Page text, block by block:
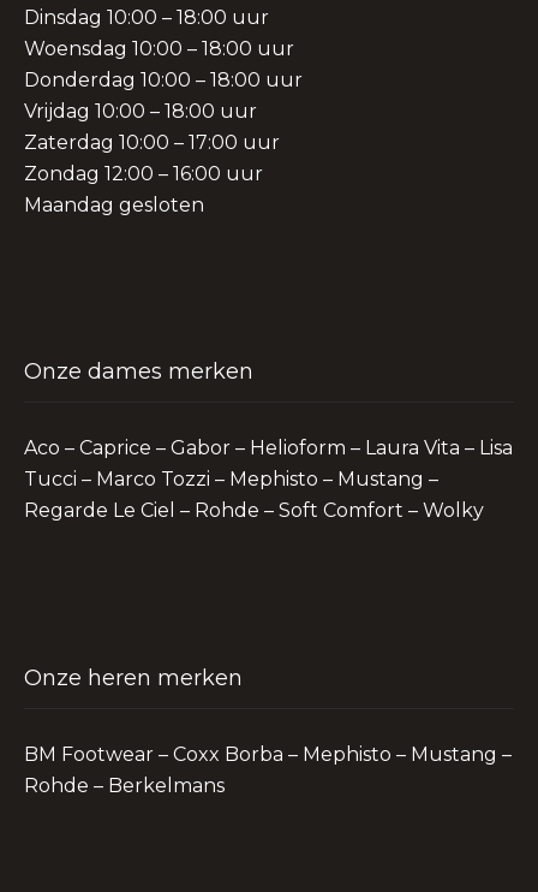
Dinsdag 10:00 – 18:00 uur
Woensdag 10:00 – 18:00 uur
Donderdag 10:00 – 18:00 uur
Vrijdag 10:00 – 18:00 uur
Zaterdag 10:00 – 17:00 uur
Zondag 12:00 – 16:00 uur
Maandag gesloten
Onze dames merken
Aco – Caprice – Gabor – Helioform – Laura Vita – Lisa
Tucci – Marco Tozzi – Mephisto – Mustang –
Regarde Le Ciel – Rohde – Soft Comfort – Wolky
Onze heren merken
BM Footwear – Coxx Borba – Mephisto – Mustang –
Rohde – Berkelmans